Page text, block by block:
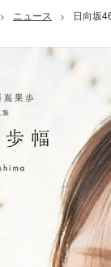
> ニュース > 日向坂